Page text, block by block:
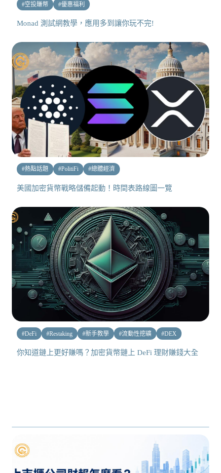
#空投賺幣 #優惠福利
Monad 測試網教學，應用多到讓你玩不完!
#熱點話題 #PolitiFi #總體經濟
美國加密貨幣戰略儲備起動！時間表路線圖一覽
#DeFi #Restaking #新手教學 #流動性挖礦 #DEX
你知道鏈上更好賺嗎？加密貨幣鏈上 DeFi 理財賺錢大全